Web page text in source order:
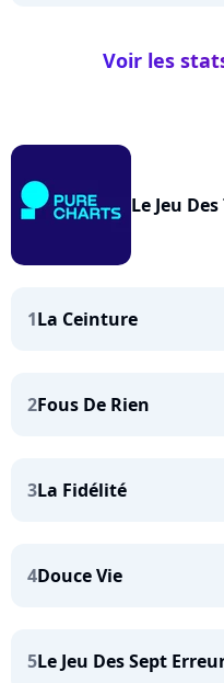
Voir les
Le Jeu
1La Ceinture
2Fous De Rien
3La Fidélité
4Douce Vie
5Le Jeu Des Sept